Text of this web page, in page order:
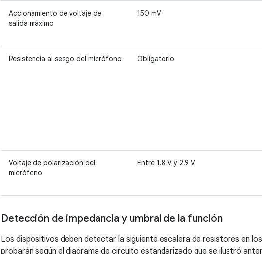
Accionamiento de voltaje de
salida máximo
150 mV
Resistencia al sesgo del micrófono Obligatorio
Voltaje de polarización del
micrófono
Entre 1.8 V y 2.9 V
Detección de impedancia y umbral de la función
Los dispositivos deben detectar la siguiente escalera de resistores en
probarán según el diagrama de circuito estandarizado que se ilustró